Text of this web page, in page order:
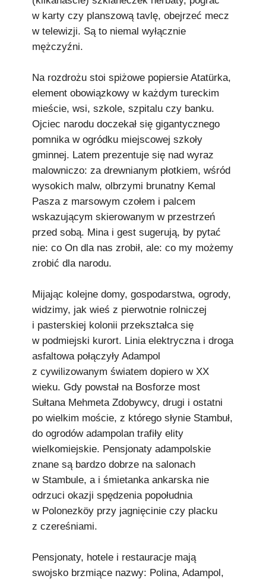
w karty czy planszową tavlę, obejrzeć mecz
w telewizji. Są to niemal wyłącznie
mężczyźni.
Na rozdrożu stoi spiżowe popiersie Atatürka,
element obowiązkowy w każdym tureckim
mieście, wsi, szkole, szpitalu czy banku.
Ojciec narodu doczekał się gigantycznego
pomnika w ogródku miejscowej szkoły
gminnej. Latem prezentuje się nad wyraz
malowniczo: za drewnianym płotkiem, wśród
wysokich malw, olbrzymi brunatny Kemal
Pasza z marsowym czołem i palcem
wskazującym skierowanym w przestrzeń
przed sobą. Mina i gest sugerują, by pytać
nie: co On dla nas zrobił, ale: co my możemy
zrobić dla narodu.
Mijając kolejne domy, gospodarstwa, ogrody,
widzimy, jak wieś z pierwotnie rolniczej
i pasterskiej kolonii przekształca się
w podmiejski kurort. Linia elektryczna i droga
asfaltowa połączyły Adampol
z cywilizowanym światem dopiero w XX
wieku. Gdy powstał na Bosforze most
Sułtana Mehmeta Zdobywcy, drugi i ostatni
po wielkim moście, z którego słynie Stambuł,
do ogrodów adampolan trafiły elity
wielkomiejskie. Pensjonaty adampolskie
znane są bardzo dobrze na salonach
w Stambule, a i śmietanka ankarska nie
odrzuci okazji spędzenia popołudnia
w Polonezköy przy jagnięcinie czy placku
z czereśniami.
Pensjonaty, hotele i restauracje mają
swojsko brzmiące nazwy: Polina, Adampol,